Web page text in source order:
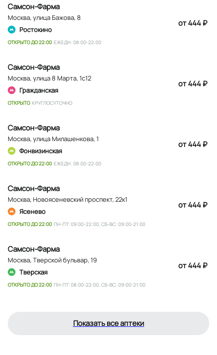
Самсон-Фарма
Москва, улица Бажова, 8
Ростокино
ОТКРЫТО ДО 22:00 ЕЖЕДН. 08:00-22:00
от 444 ₽
Самсон-Фарма
Москва, улица 8 Марта, 1с12
Гражданская
ОТКРЫТО КРУГЛОСУТОЧНО
от 444 ₽
Самсон-Фарма
Москва, улица Милашенкова, 1
Фонвизинская
ОТКРЫТО ДО 22:00 ЕЖЕДН. 08:00-22:00
от 444 ₽
Самсон-Фарма
Москва, Новоясеневский проспект, 22к1
Ясенево
ОТКРЫТО ДО 22:00 ПН-ПТ: 09:00-22:00, СБ-ВС: 09:00-21:00
от 444 ₽
Самсон-Фарма
Москва, Тверской бульвар, 19
Тверская
ОТКРЫТО ДО 22:00 ПН-ПТ: 08:00-22:00, СБ-ВС: 09:00-21:00
от 444 ₽
Показать все аптеки